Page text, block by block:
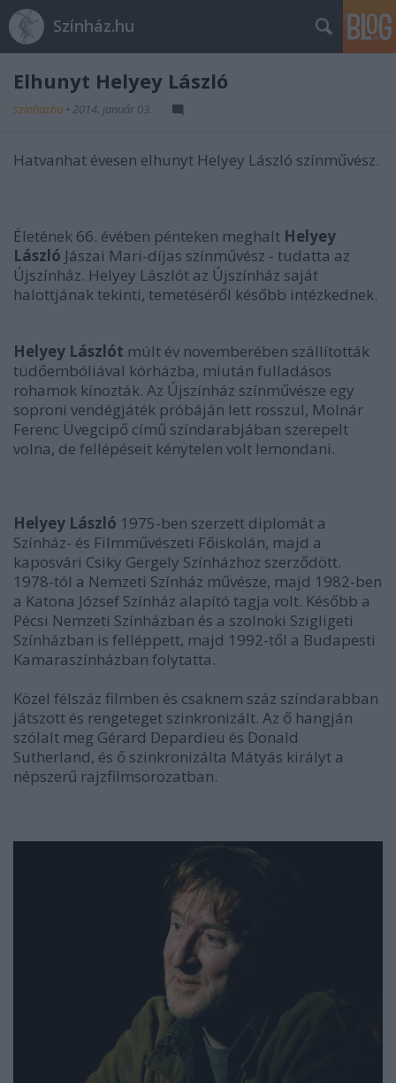
Színház.hu
Elhunyt Helyey László
szinhazhu • 2014. január 03.
Hatvanhat évesen elhunyt Helyey László színművész.
Életének 66. évében pénteken meghalt Helyey
László Jászai Mari-díjas színművész - tudatta az
Újszínház. Helyey Lászlót az Újszínház saját
halottjának tekinti, temetéséről később intézkednek.
Helyey Lászlót múlt év novemberében szállították
tüdőembóliával kórházba, miután fulladásos
rohamok kínozták. Az Újszínház színművésze egy
soproni vendégjáték próbáján lett rosszul, Molnár
Ferenc Üvegcipő című színdarabjában szerepelt
volna, de fellépéseit kénytelen volt lemondani.
Helyey László 1975-ben szerzett diplomát a
Színház- és Filmművészeti Főiskolán, majd a
kaposvári Csiky Gergely Színházhoz szerződött.
1978-tól a Nemzeti Színház művésze, majd 1982-ben
a Katona József Színház alapító tagja volt. Később a
Pécsi Nemzeti Színházban és a szolnoki Szigligeti
Színházban is felléppett, majd 1992-től a Budapesti
Kamaraszínházban folytatta.
Közel félszáz filmben és csaknem száz színdarabban
játszott és rengeteget szinkronizált. Az ő hangján
szólalt meg Gérard Depardieu és Donald
Sutherland, és ő szinkronizálta Mátyás királyt a
népszerű rajzfilmsorozatban.